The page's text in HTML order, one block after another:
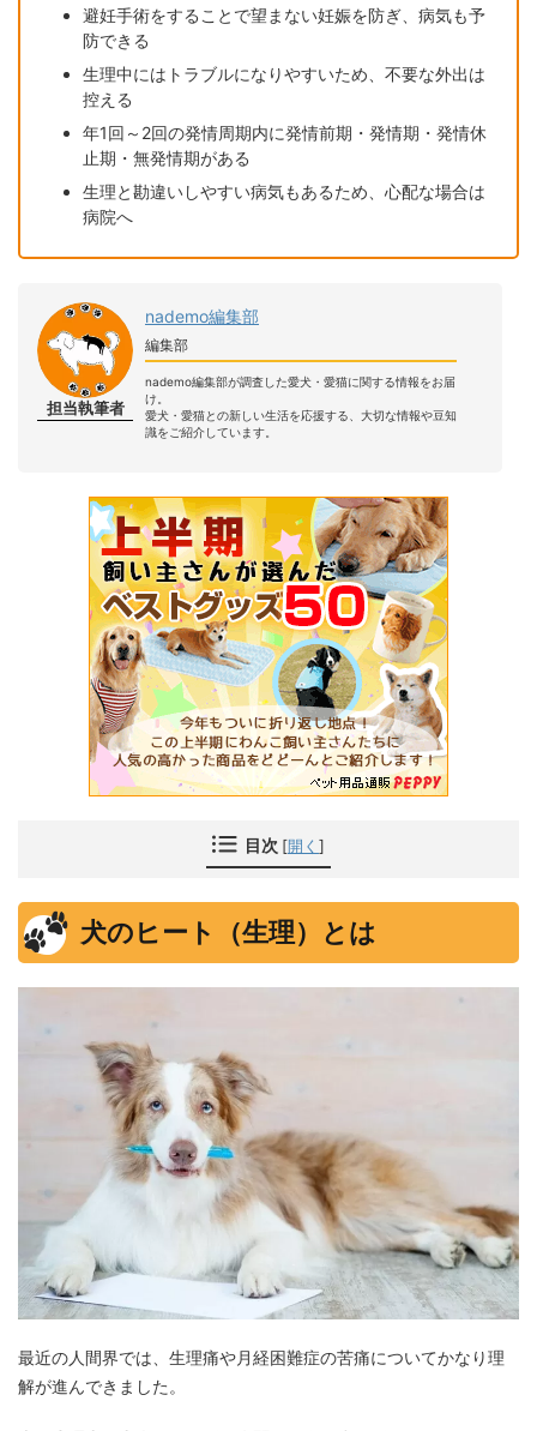
避妊手術をすることで望まない妊娠を防ぎ、病気も予
防できる
生理中にはトラブルになりやすいため、不要な外出は
控える
年1回～2回の発情周期内に発情前期・発情期・発情休
止期・無発情期がある
生理と勘違いしやすい病気もあるため、心配な場合は
病院へ
担当執筆者
nademo編集部
編集部
nademo編集部が調査した愛犬・愛猫に関する情報をお届
け。
愛犬・愛猫との新しい生活を応援する、大切な情報や豆知
識をご紹介しています。
目次 [開く ]
犬のヒート（生理）とは
最近の人間界では、生理痛や月経困難症の苦痛についてかなり理
解が進んできました。